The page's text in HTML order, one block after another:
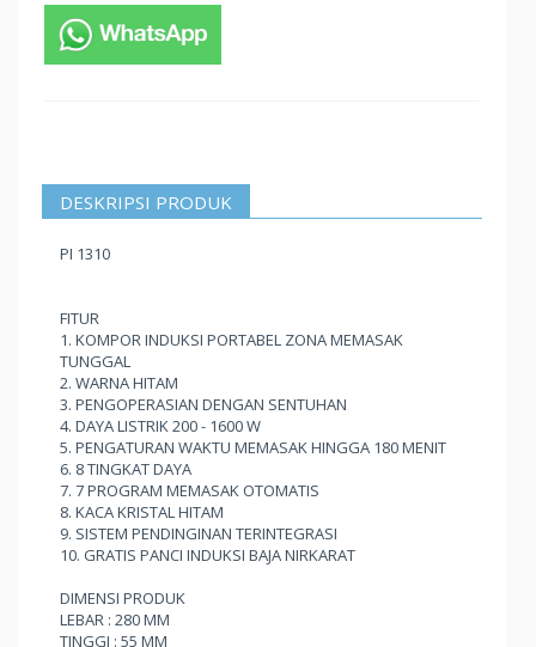
DESKRIPSI PRODUK
PI 1310
FITUR
1. KOMPOR INDUKSI PORTABEL ZONA MEMASAK
TUNGGAL
2. WARNA HITAM
3. PENGOPERASIAN DENGAN SENTUHAN
4. DAYA LISTRIK 200 - 1600 W
5. PENGATURAN WAKTU MEMASAK HINGGA 180 MENIT
6. 8 TINGKAT DAYA
7. 7 PROGRAM MEMASAK OTOMATIS
8. KACA KRISTAL HITAM
9. SISTEM PENDINGINAN TERINTEGRASI
10. GRATIS PANCI INDUKSI BAJA NIRKARAT
DIMENSI PRODUK
LEBAR : 280 MM
TINGGI : 55 MM